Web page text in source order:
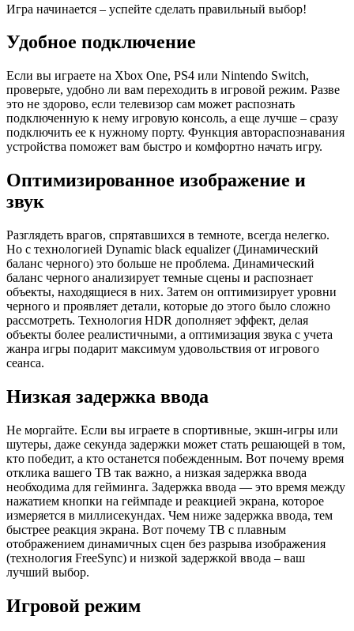
Игра начинается – успейте сделать правильный выбор!
Удобное подключение
Если вы играете на Xbox One, PS4 или Nintendo Switch,
проверьте, удобно ли вам переходить в игровой режим. Разве
это не здорово, если телевизор сам может распознать
подключенную к нему игровую консоль, а еще лучше – сразу
подключить ее к нужному порту. Функция автораспознавания
устройства поможет вам быстро и комфортно начать игру.
Оптимизированное изображение и
звук
Разглядеть врагов, спрятавшихся в темноте, всегда нелегко.
Но с технологией Dynamic black equalizer (Динамический
баланс черного) это больше не проблема. Динамический
баланс черного анализирует темные сцены и распознает
объекты, находящиеся в них. Затем он оптимизирует уровни
черного и проявляет детали, которые до этого было сложно
рассмотреть. Технология HDR дополняет эффект, делая
объекты более реалистичными, а оптимизация звука с учета
жанра игры подарит максимум удовольствия от игрового
сеанса.
Низкая задержка ввода
Не моргайте. Если вы играете в спортивные, экшн-игры или
шутеры, даже секунда задержки может стать решающей в том,
кто победит, а кто останется побежденным. Вот почему время
отклика вашего ТВ так важно, а низкая задержка ввода
необходима для гейминга. Задержка ввода — это время между
нажатием кнопки на геймпаде и реакцией экрана, которое
измеряется в миллисекундах. Чем ниже задержка ввода, тем
быстрее реакция экрана. Вот почему ТВ с плавным
отображением динамичных сцен без разрыва изображения
(технология FreeSync) и низкой задержкой ввода – ваш
лучший выбор.
Игровой режим